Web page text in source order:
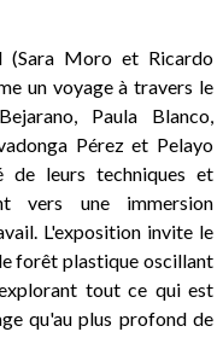
(Sara Moro et Ricardo
un voyage à travers le
Paula Blanco,
Pérez et Pelayo
de leurs techniques et
vers une immersion
L'exposition invite le
forêt plastique oscillant
tout ce qui est
qu'au plus profond de